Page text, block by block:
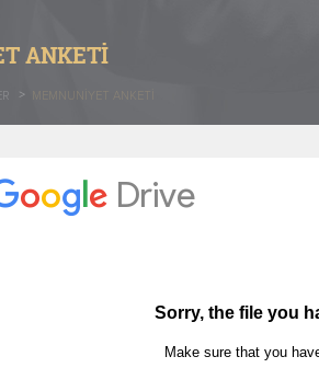
ANKETI
MEMNUNIYET ANKETI